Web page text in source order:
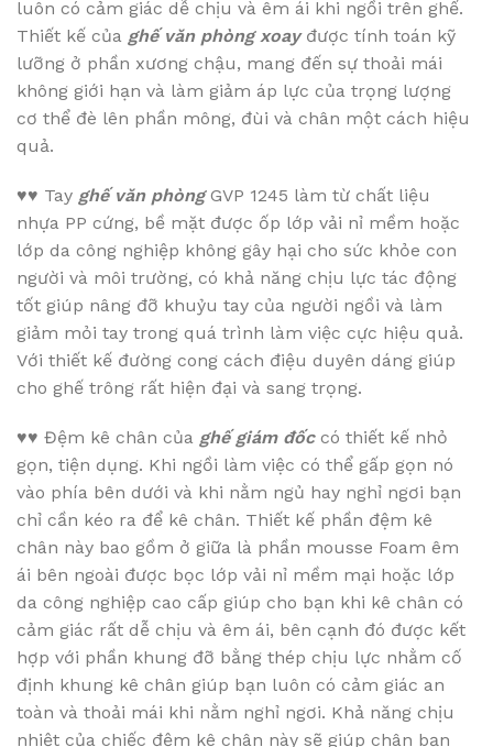
luôn có cảm giác dễ chịu và êm ái khi ngồi trên ghế.
Thiết kế của ghế văn phòng xoayđược tính toán kỹ
lưỡng ở phần xương chậu, mang đến sự thoải mái
không giới hạn và làm giảm áp lực của trọng lượng
cơ thể đè lên phần mông, đùi và chân một cách hiệu
quả.
♥♥ Tay ghế văn phòngGVP 1245 làm từ chất liệu
nhựa PP cứng, bề mặt được ốp lớp vải nỉ mềm hoặc
lớp da công nghiệp không gây hại cho sức khỏe con
người và môi trường, có khả năng chịu lực tác động
tốt giúp nâng đỡ khuỷu tay của người ngồi và làm
giảm mỏi tay trong quá trình làm việc cực hiệu quả.
Với thiết kế đường cong cách điệu duyên dáng giúp
cho ghế trông rất hiện đại và sang trọng.
♥♥ Đệm kê chân của ghế giám đốccó thiết kế nhỏ
gọn, tiện dụng. Khi ngồi làm việc có thể gấp gọn nó
vào phía bên dưới và khi nằm ngủ hay nghỉ ngơi bạn
chỉ cần kéo ra để kê chân. Thiết kế phần đệm kê
chân này bao gồm ở giữa là phần mousse Foam êm
ái bên ngoài được bọc lớp vải nỉ mềm mại hoặc lớp
da công nghiệp cao cấp giúp cho bạn khi kê chân có
cảm giác rất dễ chịu và êm ái, bên cạnh đó được kết
hợp với phần khung đỡ bằng thép chịu lực nhằm cố
định khung kê chân giúp bạn luôn có cảm giác an
toàn và thoải mái khi nằm nghỉ ngơi. Khả năng chịu
nhiệt của chiếc đệm kê chân này sẽ giúp chân bạn